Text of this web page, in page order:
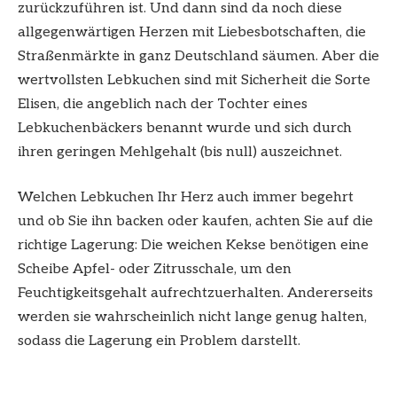
zurückzuführen ist. Und dann sind da noch diese
allgegenwärtigen Herzen mit Liebesbotschaften, die
Straßenmärkte in ganz Deutschland säumen. Aber die
wertvollsten Lebkuchen sind mit Sicherheit die Sorte
Elisen, die angeblich nach der Tochter eines
Lebkuchenbäckers benannt wurde und sich durch
ihren geringen Mehlgehalt (bis null) auszeichnet.
Welchen Lebkuchen Ihr Herz auch immer begehrt
und ob Sie ihn backen oder kaufen, achten Sie auf die
richtige Lagerung: Die weichen Kekse benötigen eine
Scheibe Apfel- oder Zitrusschale, um den
Feuchtigkeitsgehalt aufrechtzuerhalten. Andererseits
werden sie wahrscheinlich nicht lange genug halten,
sodass die Lagerung ein Problem darstellt.